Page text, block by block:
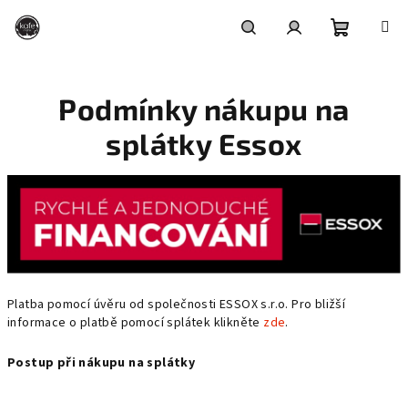
obsah
košík
Podmínky nákupu na
splátky Essox
Platba pomocí úvěru od společnosti ESSOX s.r.o. Pro bližší
informace o platbě pomocí splátek klikněte zde.
Postup při nákupu na splátky